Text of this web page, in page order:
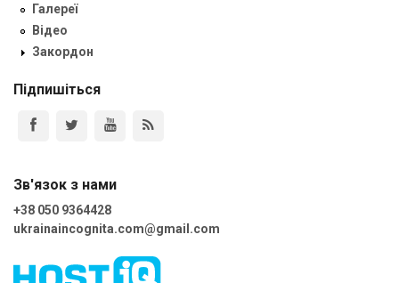
Галереї
Відео
Закордон
Підпишіться
Зв'язок з нами
+38 050 9364428
ukrainaincognita.com@gmail.com